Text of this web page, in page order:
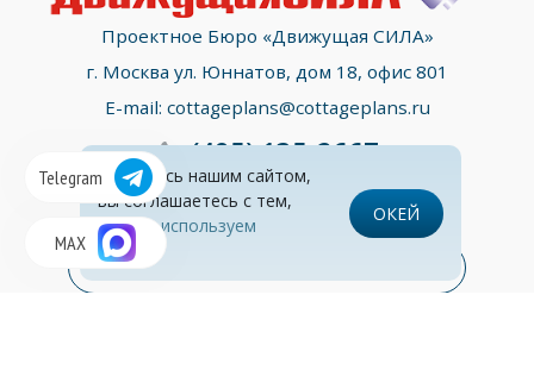
Telegram
MAX
Проектное Бюро «Движущая СИЛА»
г. Москва ул. Юннатов, дом 18, офис 801
E-mail: cottageplans@cottageplans.ru
(495)135-2667
Пользуясь нашим сайтом,
вы соглашаетесь с тем,
чтомы используем
cookies
ОКЕЙ